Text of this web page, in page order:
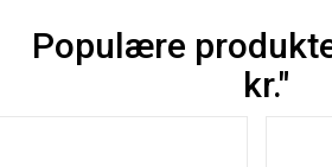
Populære
kr."